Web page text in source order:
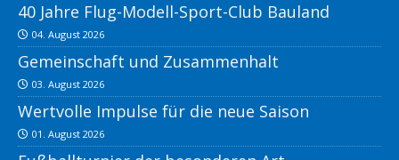
40 Jahre Flug-Modell-Sport-Club Bauland
04. August 2026
Gemeinschaft und Zusammenhalt
03. August 2026
Wertvolle Impulse für die neue Saison
01. August 2026